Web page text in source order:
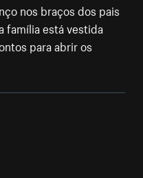
nos braços dos pais
família está vestida
para abrir os